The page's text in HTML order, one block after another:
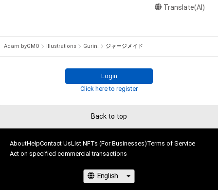
Translate(AI)
Adam byGMO Illustrations Gurin. ジャージメイド
Login
Click here to register
Back to top
AboutHelpContact UsList NFTs (For Businesses)Terms of Service
Act on specified commercial transactions